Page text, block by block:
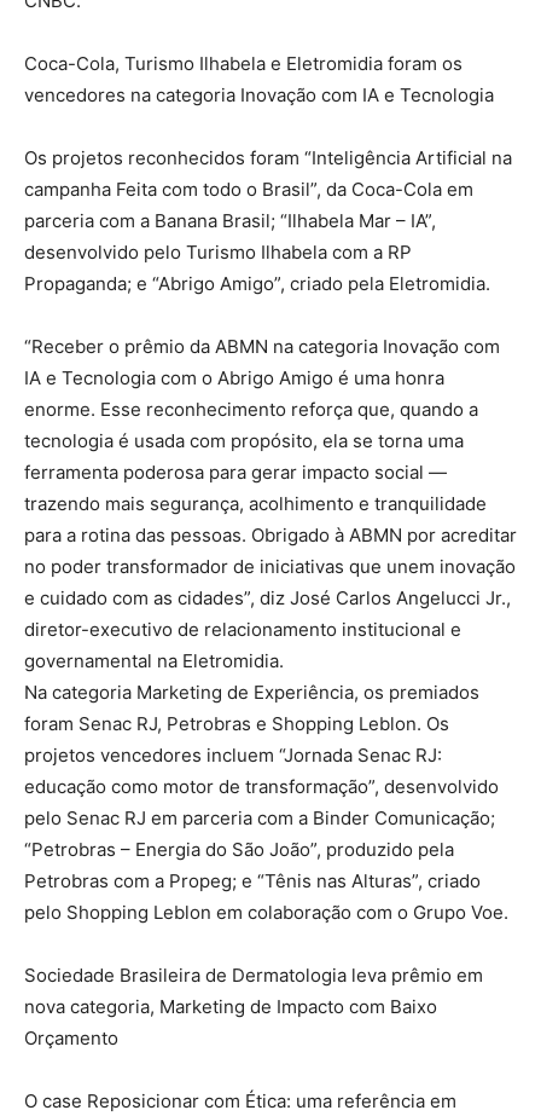
Coca-Cola, Turismo Ilhabela e Eletromidia foram os
vencedores na categoria Inovação com IA e Tecnologia
Os projetos reconhecidos foram “Inteligência Artificial na
campanha Feita com todo o Brasil”, da Coca-Cola em
parceria com a Banana Brasil; “Ilhabela Mar – IA”,
desenvolvido pelo Turismo Ilhabela com a RP
Propaganda; e “Abrigo Amigo”, criado pela Eletromidia.
“Receber o prêmio da ABMN na categoria Inovação com
IA e Tecnologia com o Abrigo Amigo é uma honra
enorme. Esse reconhecimento reforça que, quando a
tecnologia é usada com propósito, ela se torna uma
ferramenta poderosa para gerar impacto social —
trazendo mais segurança, acolhimento e tranquilidade
para a rotina das pessoas. Obrigado à ABMN por acreditar
no poder transformador de iniciativas que unem inovação
e cuidado com as cidades”, diz José Carlos Angelucci Jr.,
diretor-executivo de relacionamento institucional e
governamental na Eletromidia.
Na categoria Marketing de Experiência, os premiados
foram Senac RJ, Petrobras e Shopping Leblon. Os
projetos vencedores incluem “Jornada Senac RJ:
educação como motor de transformação”, desenvolvido
pelo Senac RJ em parceria com a Binder Comunicação;
“Petrobras – Energia do São João”, produzido pela
Petrobras com a Propeg; e “Tênis nas Alturas”, criado
pelo Shopping Leblon em colaboração com o Grupo Voe.
Sociedade Brasileira de Dermatologia leva prêmio em
nova categoria, Marketing de Impacto com Baixo
Orçamento
O case Reposicionar com Ética: uma referência em